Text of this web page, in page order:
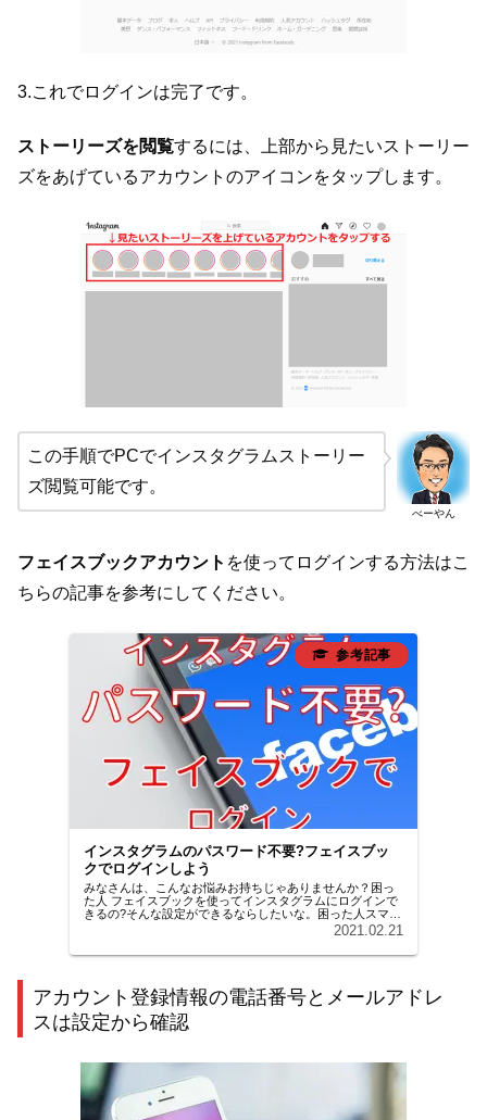
3.これでログインは完了です。
ストーリーズを閲覧するには、上部から見たいストーリー
ズをあげているアカウントのアイコンをタップします。
べーやん
この手順でPCでインスタグラムストーリー
ズ閲覧可能です。
フェイスブックアカウント を使ってログインする方法はこ
ちらの記事を参考にしてください。
インスタグラムのパスワード不要?フェイスブッ
クでログインしよう
みなさんは、こんなお悩みお持ちじゃありませんか？困っ
た人 フェイスブックを使ってインスタグラムにログインで
きるの?そんな設定ができるならしたいな。困った人スマー
トフォンの機種変更をして、フェイスブックにログインし
2021.02.21
アカウント登録情報の電話番号とメールアドレ
スは設定から確認